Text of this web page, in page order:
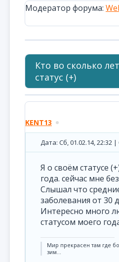
Модератор форума:
Кто во сколько
статус (+)
KENT13
Дата: Сб, 01.02.14, 22:32
Я о своём статусе
года. сейчас мне
Слышал что
заболевания от 30
Интересно много
статусом моего
Мир прекрасен там где
зим...